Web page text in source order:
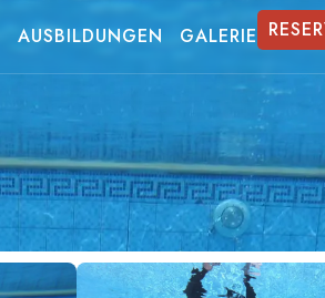
AUSBILDUNGEN GALERIE